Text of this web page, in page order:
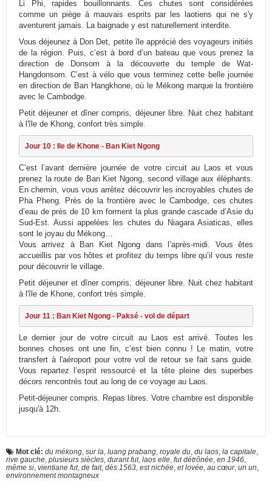
Li Phi, rapides bouillonnants. Ces chutes sont considérées
comme un piège à mauvais esprits par les laotiens qui ne s'y
aventurent jamais. La baignade y est naturellement interdite.
Vous déjeunez à Don Det, petite île apprécié des voyageurs initiés
de la région. Puis, c’est à bord d’un bateau que vous prenez la
direction de Donsom à la découverte du temple de Wat-
Hangdonsom. C’est à vélo que vous terminez cette belle journée
en direction de Ban Hangkhone, où le Mékong marque la frontière
avec le Cambodge.
Petit déjeuner et dîner compris, déjeuner libre. Nuit chez habitant
à l'île de Khong, confort très simple.
Jour 10 : Ile de Khone - Ban Kiet Ngong
C’est l’avant dernière journée de votre circuit au Laos et vous
prenez la route de Ban Kiet Ngong, second village aux éléphants.
En chemin, vous vous arrêtez découvrir les incroyables chutes de
Pha Pheng. Près de la frontière avec le Cambodge, ces chutes
d’eau de près de 10 km forment la plus grande cascade d’Asie du
Sud-Est. Aussi appelées les chutes du Niagara Asiaticas, elles
sont le joyau du Mékong…
Vous arrivez à Ban Kiet Ngong dans l’après-midi. Vous êtes
accueillis par vos hôtes et profitez du temps libre qu’il vous reste
pour découvrir le village.
Petit déjeuner et dîner compris, déjeuner libre. Nuit chez habitant
à l'île de Khone, confort très simple.
Jour 11 : Ban Kiet Ngong - Paksé - vol de départ
Le dernier jour de votre circuit au Laos est arrivé. Toutes les
bonnes choses ont une fin, c’est bien connu ! Le matin, votre
transfert à l'aéroport pour votre vol de retour se fait sans guide.
Vous repartez l’esprit ressourcé et la tête pleine des superbes
décors rencontrés tout au long de ce voyage au Laos.
Petit-déjeuner compris. Repas libres. Votre chambre est disponible
jusqu'à 12h.
Mot clé: du mékong, sur la, luang prabang, royale du, du laos, la capitale,
rive gauche, plusieurs siècles, durant fut, laos elle, fut détrônée, en 1946,
même si, vientiane fut, de fait, dès 1563, est nichée, et lovée, au cœur, un un,
environnement montagneux